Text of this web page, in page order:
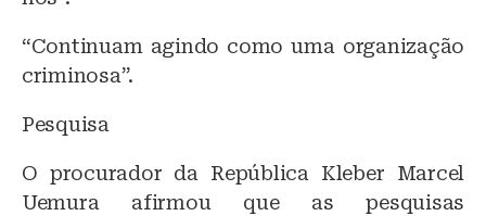
“Continuam agindo como uma organização
criminosa”.
Pesquisa
O procurador da República Kleber Marcel
Uemura afirmou que as pesquisas